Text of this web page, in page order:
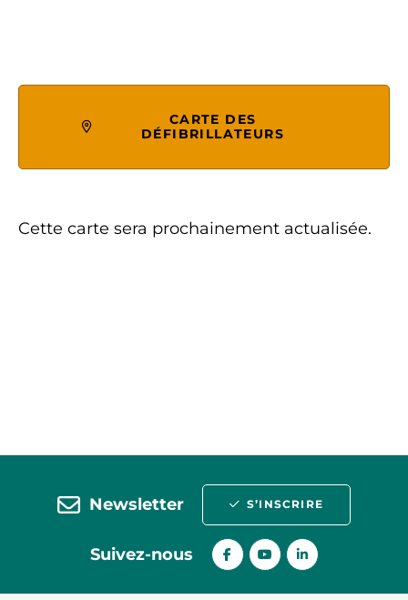
CARTE DES
DÉFIBRILLATEURS
Cette carte sera prochainement actualisée.
Newsletter S’INSCRIRE
Suivez-nous